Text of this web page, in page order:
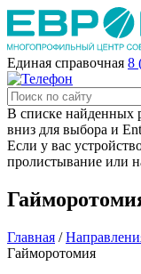
Единая справочная 8
В списке найденных
вниз для выбора и
Если у вас
пролистывание или
Главная /
Гайморотомия